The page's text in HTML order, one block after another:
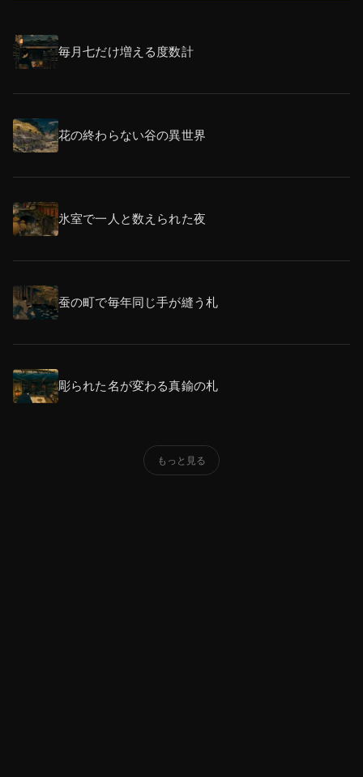
毎月七だけ増える度数計
花の終わらない谷の異世界
氷室で一人と数えられた夜
蚕の町で毎年同じ手が縫う札
彫られた名が変わる真鍮の札
もっと見る